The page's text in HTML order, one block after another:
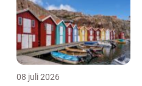
08 juli 2026